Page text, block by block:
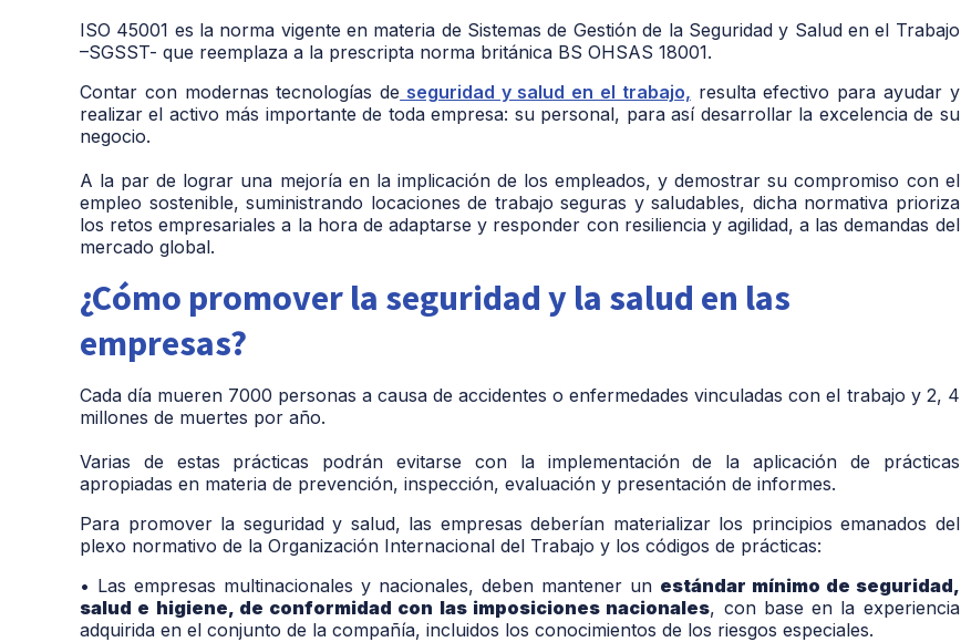
ISO 45001 es la norma vigente en materia de Sistemas de Gestión de la Seguridad y Salud en el Trabajo
–SGSST- que reemplaza a la prescripta norma británica BS OHSAS 18001.
Contar con modernas tecnologías de seguridad y salud en el trabajo, resulta efectivo para ayudar y
realizar el activo más importante de toda empresa: su personal, para así desarrollar la excelencia de su
negocio.
A la par de lograr una mejoría en la implicación de los empleados, y demostrar su compromiso con el
empleo sostenible, suministrando locaciones de trabajo seguras y saludables, dicha normativa prioriza
los retos empresariales a la hora de adaptarse y responder con resiliencia y agilidad, a las demandas del
mercado global.
¿Cómo promover la seguridad y la salud en las
empresas?
Cada día mueren 7000 personas a causa de accidentes o enfermedades vinculadas con el trabajo y 2, 4
millones de muertes por año.
Varias de estas prácticas podrán evitarse con la implementación de la aplicación de prácticas
apropiadas en materia de prevención, inspección, evaluación y presentación de informes.
Para promover la seguridad y salud, las empresas deberían materializar los principios emanados del
plexo normativo de la Organización Internacional del Trabajo y los códigos de prácticas:
• Las empresas multinacionales y nacionales, deben mantener un estándar mínimo de seguridad,
salud e higiene, de conformidad con las imposiciones nacionales, con base en la experiencia
adquirida en el conjunto de la compañía, incluidos los conocimientos de los riesgos especiales.